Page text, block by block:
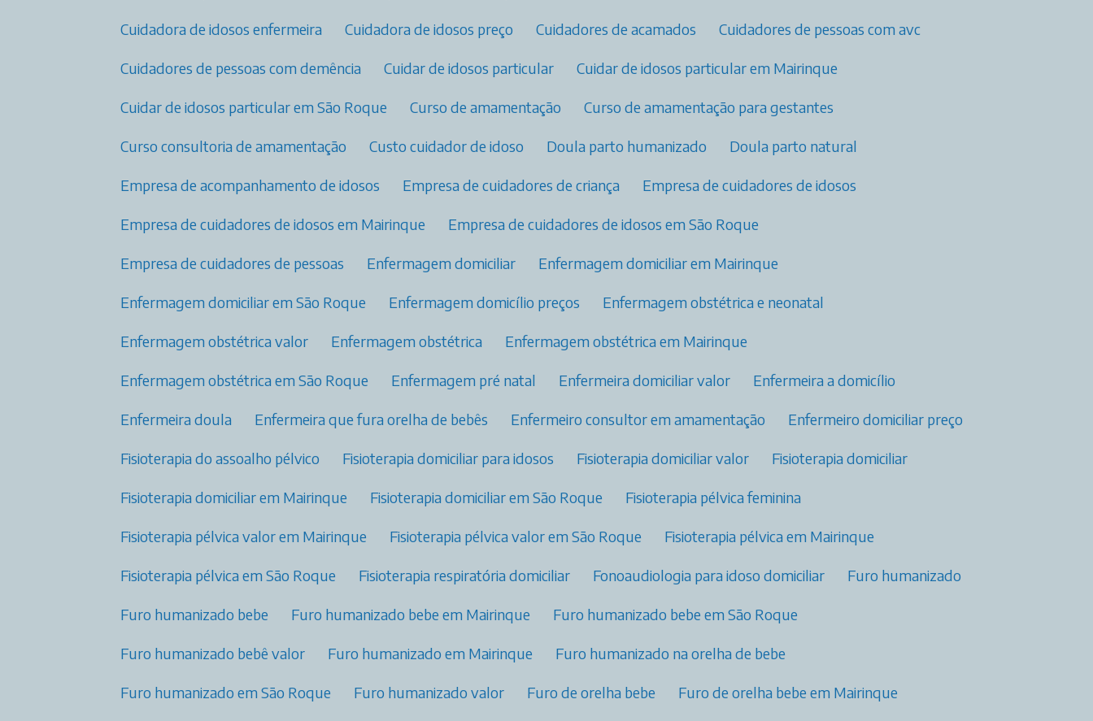
Cuidadora de idosos enfermeira Cuidadora de idosos preço Cuidadores de acamados Cuidadores de pessoas com avc​
Cuidadores de pessoas com demência Cuidar de idosos particular Cuidar de idosos particular em Mairinque
Cuidar de idosos particular em São Roque Curso de amamentação Curso de amamentação para gestantes
Curso consultoria de amamentação Custo cuidador de idoso Doula parto humanizado Doula parto natural
Empresa de acompanhamento de idosos Empresa de cuidadores de criança Empresa de cuidadores de idosos
Empresa de cuidadores de idosos em Mairinque Empresa de cuidadores de idosos em São Roque
Empresa de cuidadores de pessoas Enfermagem domiciliar Enfermagem domiciliar em Mairinque
Enfermagem domiciliar em São Roque Enfermagem domicílio preços Enfermagem obstétrica e neonatal​
Enfermagem obstétrica valor​ Enfermagem obstétrica​ Enfermagem obstétrica​ em Mairinque
Enfermagem obstétrica​ em São Roque Enfermagem pré natal​ Enfermeira domiciliar valor Enfermeira a domicílio
Enfermeira doula Enfermeira que fura orelha de bebês Enfermeiro consultor em amamentação​ Enfermeiro domiciliar preço
Fisioterapia do assoalho pélvico​ Fisioterapia domiciliar para idosos Fisioterapia domiciliar valor Fisioterapia domiciliar​
Fisioterapia domiciliar​ em Mairinque Fisioterapia domiciliar​ em São Roque Fisioterapia pélvica feminina​
Fisioterapia pélvica valor​ em Mairinque Fisioterapia pélvica valor​ em São Roque Fisioterapia pélvica​ em Mairinque
Fisioterapia pélvica​ em São Roque Fisioterapia respiratória domiciliar Fonoaudiologia para idoso domiciliar Furo humanizado
Furo humanizado bebe Furo humanizado bebe em Mairinque Furo humanizado bebe em São Roque
Furo humanizado bebê valor Furo humanizado em Mairinque Furo humanizado na orelha de bebe​
Furo humanizado em São Roque Furo humanizado valor Furo de orelha bebe Furo de orelha bebe em Mairinque